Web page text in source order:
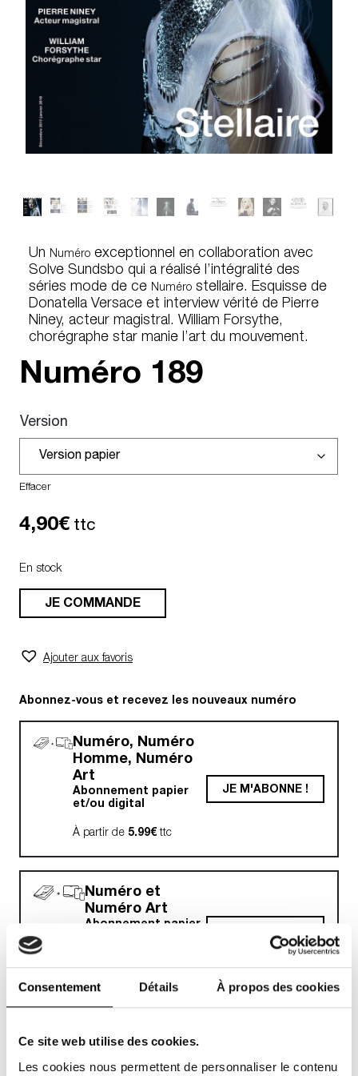
Consentement Détails À propos des cookies
Ce site web utilise des cookies.
Les cookies nous permettent de personnaliser le contenu
Un Numéro exceptionnel en collaboration avec
Solve Sundsbo qui a réalisé l’intégralité des
séries mode de ce Numéro stellaire. Esquisse de
Donatella Versace et interview vérité de Pierre
Niney, acteur magistral. William Forsythe,
chorégraphe star manie l’art du mouvement.
Numéro 189
Version
Effacer
4,90€ ttc
En stock
JE COMMANDE
Ajouter aux favoris
Abonnez-vous et recevez les nouveaux numéro
Numéro, Numéro
Homme, Numéro
Art
Abonnement papier
et/ou digital
À partir de5.99€ ttc
JE M'ABONNE !
Numéro et
Numéro Art
Abonnement papier
À partir de5.16€ttc
Numéro Homme
et/ou digital
JE M'ABONNE !